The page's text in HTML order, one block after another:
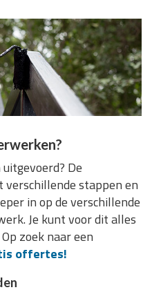
De
stappen en
in op de verschillende
Je kunt voor dit alles
zoek naar een
offertes!